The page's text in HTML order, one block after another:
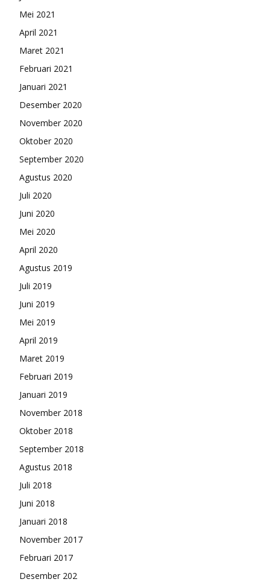
Mei 2021
April 2021
Maret 2021
Februari 2021
Januari 2021
Desember 2020
November 2020
Oktober 2020
September 2020
Agustus 2020
Juli 2020
Juni 2020
Mei 2020
April 2020
Agustus 2019
Juli 2019
Juni 2019
Mei 2019
April 2019
Maret 2019
Februari 2019
Januari 2019
November 2018
Oktober 2018
September 2018
Agustus 2018
Juli 2018
Juni 2018
Januari 2018
November 2017
Februari 2017
Desember 202